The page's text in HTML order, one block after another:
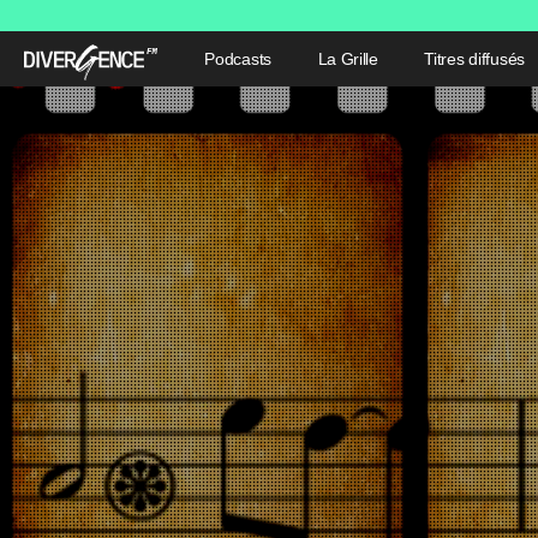
Podcasts La Grille Titres diffusés